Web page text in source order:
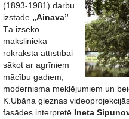
(1893-1981) darbu
izstāde „Ainava”
Tā izseko
mākslinieka
rokraksta attīstībai
sākot ar agrīniem
mācību gadiem,
modernisma meklējumiem un
K.Ubāna gleznas
fasādes interpretē Ineta